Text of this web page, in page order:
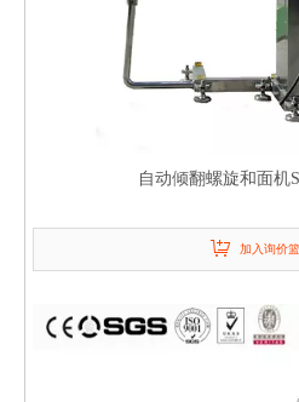
自动倾翻螺旋和面机
加入询价篮